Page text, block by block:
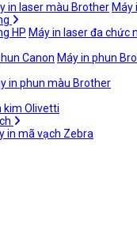
in laser màu Brother Máy
HP Máy in laser đa chức
Canon Máy in phun
in phun màu Brother
kim Olivetti
in mã vạch Zebra